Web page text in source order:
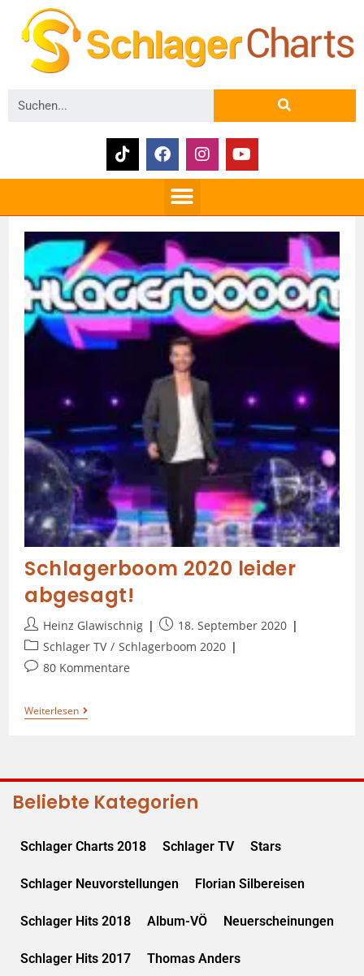
Schlagerboom 2020 leider
abgesagt!
Heinz Glawischnig
18. September 2020
Schlager TV / Schlagerboom 2020
80 Kommentare
Weiterlesen
Beliebte Kategorien
Schlager Charts 2018 Schlager TV Stars
Schlager Neuvorstellungen Florian Silbereisen
Schlager Hits 2018 Album-VÖ Neuerscheinungen
Schlager Hits 2017 Thomas Anders